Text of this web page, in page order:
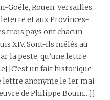
Goële, Rouen, Versailles,
et aux Provinces-
trois pays ont chacun
XIV. Sont-ils mêlés au
la peste, qu’une lettre
un fait historique
lettre anonyme le 1er mai
de Philippe Bouin…]]